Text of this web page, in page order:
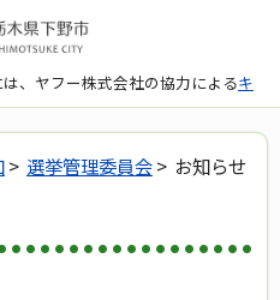
、ヤフー株式会社の協力によるキ
> 選挙管理委員会> お知らせ